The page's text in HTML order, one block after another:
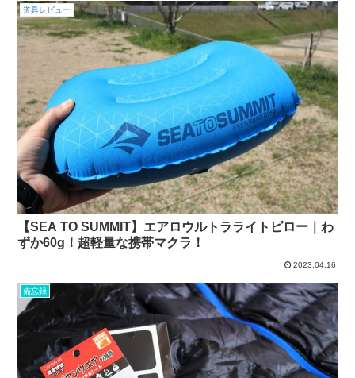
道具レビュー
【SEA TO SUMMIT】エアロウルトラライトピロー｜わ
ずか60g！超軽量な携帯マクラ！
2023.04.16
備忘録